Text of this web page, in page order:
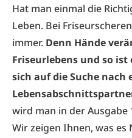
Hat man einmal die
Leben. Bei
immer. Denn Hände
Friseurlebens und so
sich auf die Suche nach
wird man in der Ausgabe
Wir zeigen Ihnen, was